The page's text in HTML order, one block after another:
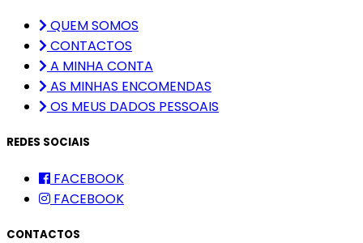
QUEM SOMOS
CONTACTOS
A MINHA CONTA
AS MINHAS ENCOMENDAS
OS MEUS DADOS PESSOAIS
REDES SOCIAIS
FACEBOOK
FACEBOOK
CONTACTOS